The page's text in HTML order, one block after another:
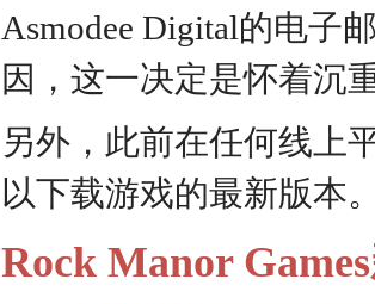
Asmodee Digital的电子
因，这一决定是怀着沉
另外，此前在任何线上
以下载游戏的最新版本
Rock Manor